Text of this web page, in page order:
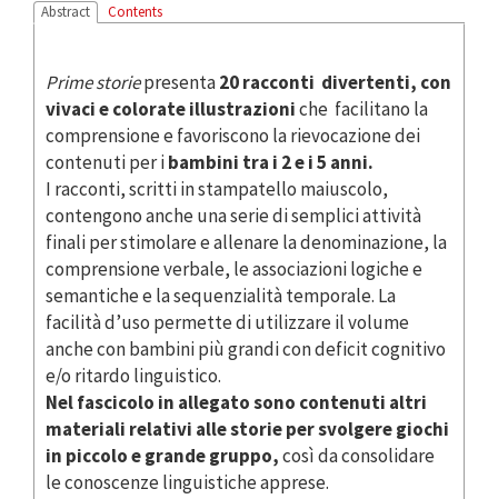
Abstract Contents
Prime storiepresenta20 racconti divertenti, con
vivaci e colorate illustrazioniche facilitano la
comprensione e favoriscono la rievocazione dei
contenuti per ibambini tra i 2 e i 5 anni.
I racconti, scritti in stampatello maiuscolo,
contengono anche una serie di semplici attività
finali per stimolare e allenare la denominazione, la
comprensione verbale, le associazioni logiche e
semantiche e la sequenzialità temporale. La
facilità d’uso permette di utilizzare il volume
anche con bambini più grandi con deficit cognitivo
e/o ritardo linguistico.
Nel fascicolo in allegato sono contenuti altri
materiali relativi alle storie per svolgere giochi
in piccolo e grande gruppo,così da consolidare
le conoscenze linguistiche apprese.